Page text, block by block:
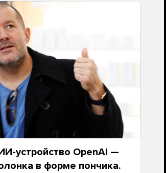
устройство OpenAI —
в форме пончика.